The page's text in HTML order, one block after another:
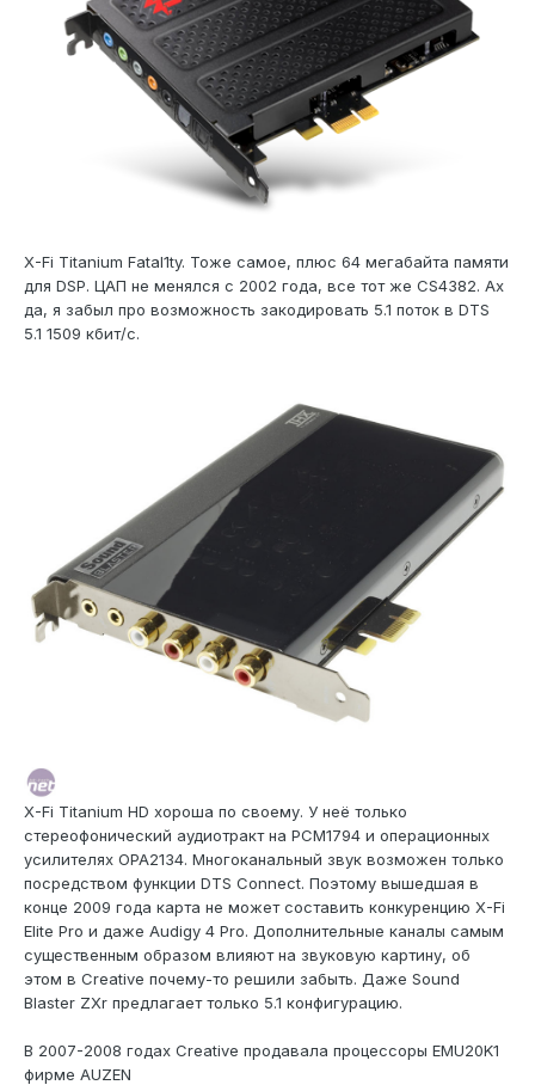
X-Fi Titanium Fatal1ty. Тоже самое, плюс 64 мегабайта памяти
для DSP. ЦАП не менялся с 2002 года, все тот же CS4382. Ах
да, я забыл про возможность закодировать 5.1 поток в DTS
5.1 1509 кбит/с.
X-Fi Titanium HD хороша по своему. У неё только
стереофонический аудиотракт на PCM1794 и операционных
усилителях OPA2134. Многоканальный звук возможен только
посредством функции DTS Connect. Поэтому вышедшая в
конце 2009 года карта не может составить конкуренцию X-Fi
Elite Pro и даже Audigy 4 Pro. Дополнительные каналы самым
существенным образом влияют на звуковую картину, об
этом в Creative почему-то решили забыть. Даже Sound
Blaster ZXr предлагает только 5.1 конфигурацию.
В 2007-2008 годах Creative продавала процессоры EMU20K1
фирме AUZEN